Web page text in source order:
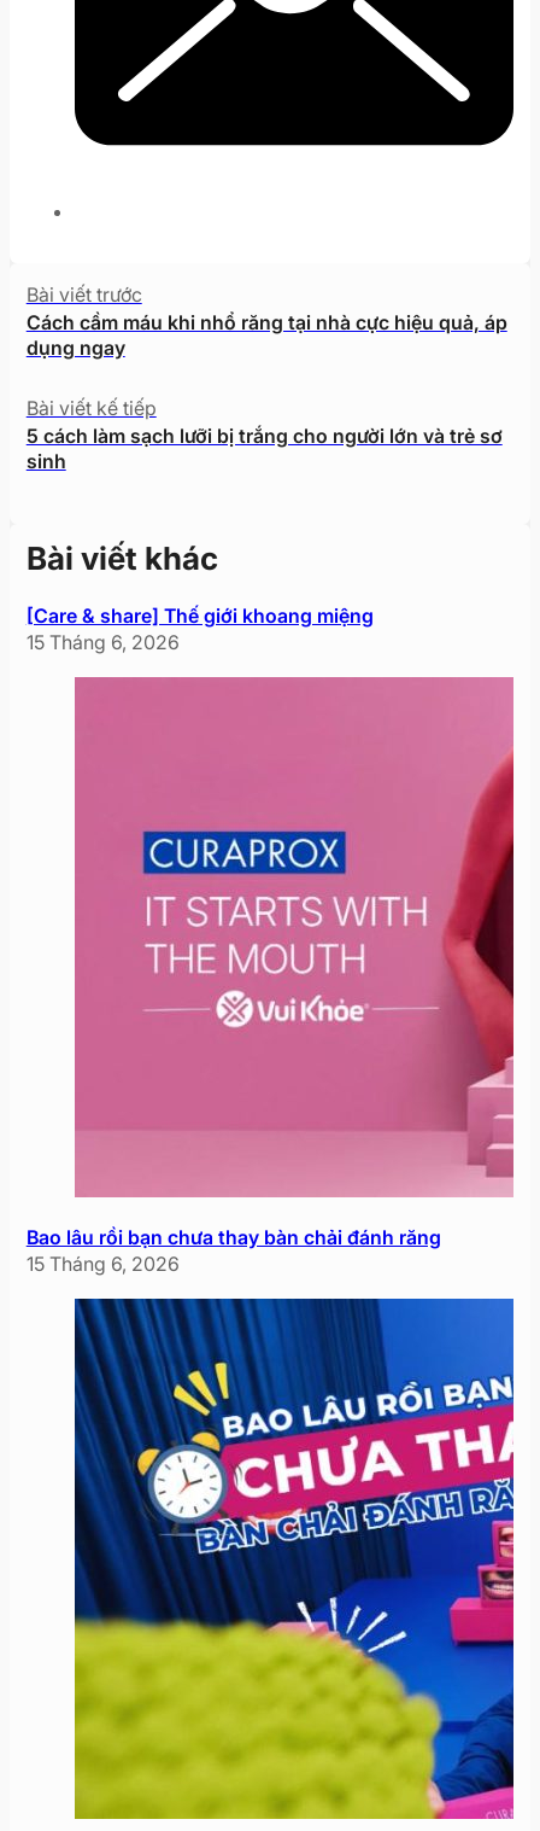
Bài viết trước
Cách cầm máu khi nhổ răng tại nhà cực hiệu quả, áp
dụng ngay
Bài viết kế tiếp
5 cách làm sạch lưỡi bị trắng cho người lớn và trẻ sơ
sinh
Bài viết khác
[Care & share] Thế giới khoang miệng
15 Tháng 6, 2026
Bao lâu rồi bạn chưa thay bàn chải đánh răng
15 Tháng 6, 2026